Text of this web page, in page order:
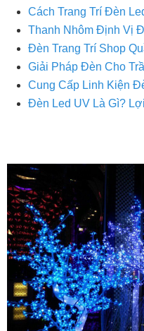
Cách Trang Trí Đèn
Thanh Nhôm Định Vị
Đèn Trang Trí Shop
Giải Pháp Đèn Cho
Cung Cấp Linh Kiện
Đèn Led UV Là Gì?